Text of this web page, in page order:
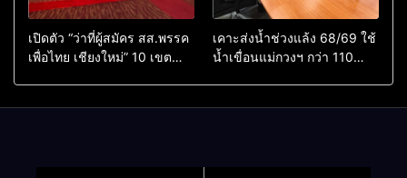
เปิดตัว “ว่าที่ผู้สมัคร สส.พรรค
เพื่อไทย เชียงใหม่” 10 เขต
เคาะส่งน้ำช่วงแล้ง 68/69 ใช้
น้ำเขื่อนแม่กวงฯ กว่า 110